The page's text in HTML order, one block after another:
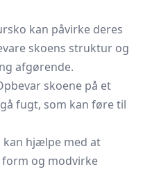
kan påvirke deres
skoens struktur og
afgørende.
skoene på et
fugt, som kan føre til
kan hjælpe med at
og modvirke